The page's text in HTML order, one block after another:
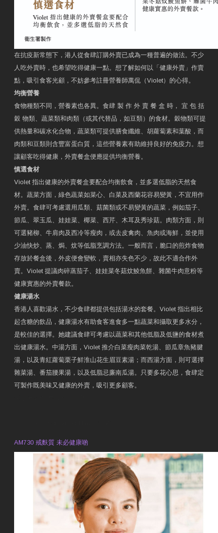
在抗疫新常態下，港人從食肆訂購外賣已成為一種普遍的做法。不少
人吃外賣時，也希望吃得健康一點。想了解如何以「健康外賣」作賣
點，吸引食客光顧，不妨參考註冊營養師萬侃（Violet）的心得。
均衡營養
食物種類不同，營養素也各異。食肆 製 作 外 賣 餐 盒 時， 宜 包 括
穀 物類、蔬菜類和肉類（或其代替品，如豆類）的食材。穀物類可提
供熱量和碳水化合物，蔬菜類可提供膳食纖維、胡蘿蔔素和葉酸，而
肉類和豆類則含豐富蛋白質，這些營養素有助維持良好的免疫力。想
讓顧客吃得健康，外賣餐盒便應提供均衡營養。
慎選食材
Violet 指出健康的外賣餐盒要配合均衡飲食，並多選低脂的天然食
材。蔬菜方面，綠色蔬菜如菜心、白菜及西蘭花容易變黃，不宜用作
外賣。食肆可考慮選用瓜類、菇菌類或不易變黃的蔬菜，例如茄子、
節瓜、翠玉瓜、娃娃菜、椰菜、西芹、木耳及秀珍菇。肉類方面，則
可選豬柳、牛肩肉及西冷等瘦肉，或去皮禽肉、魚肉或海鮮，並使用
少油快炒、蒸、焗、炆等低脂烹調方法。一般而言，脆口的煎炸食物
存放於餐盒後，外皮便會變軟，賣相亦失色不少，故此不適合作外
賣。Violet 提議肉碎蒸茄子、娃娃菜冬菇炆鯪魚餅、雜菌牛肉意粉等
健康實惠的外賣餐款。
健康湯水
香港人喜歡湯水，不少食肆都提供包括湯水的套餐。Violet 指出相比
起含糖的飲品，健康湯水有助食客進食多一點蔬菜和攝取更多水分，
是較佳的選擇。她建議食肆可考慮以蔬菜和其他低脂及低鹽的食材煮
出健康湯水。中湯方面，Violet 推介白菜瘦肉菜乾湯、節瓜章魚豬腱
湯，以及青紅蘿蔔栗子鮮淮山花生眉豆素湯；而西湯方面，則可選擇
雜菜湯、番茄腰果湯，以及低脂忌廉南瓜湯。只要多花心思，食肆定
可製作既美味又健康的外賣，吸引更多顧客。
AM730 戒麩質 未必健康啲